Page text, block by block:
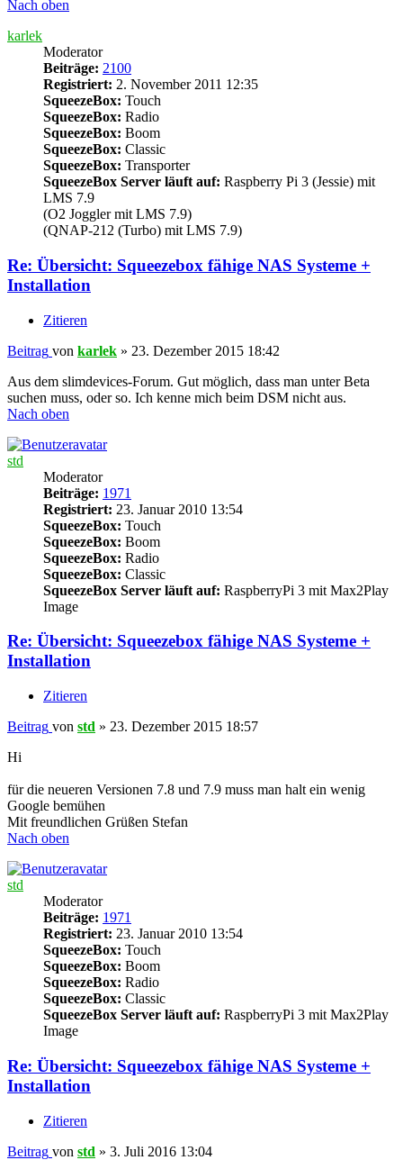
Nach oben
karlek
Moderator
Beiträge: 2100
Registriert: 2. November 2011 12:35
SqueezeBox: Touch
SqueezeBox: Radio
SqueezeBox: Boom
SqueezeBox: Classic
SqueezeBox: Transporter
SqueezeBox Server läuft auf: Raspberry Pi 3 (Jessie) mit
LMS 7.9
(O2 Joggler mit LMS 7.9)
(QNAP-212 (Turbo) mit LMS 7.9)
Re: Übersicht: Squeezebox fähige NAS Systeme +
Installation
Zitieren
Beitrag von karlek » 23. Dezember 2015 18:42
Aus dem slimdevices-Forum. Gut möglich, dass man unter Beta
suchen muss, oder so. Ich kenne mich beim DSM nicht aus.
Nach oben
std
Moderator
Beiträge: 1971
Registriert: 23. Januar 2010 13:54
SqueezeBox: Touch
SqueezeBox: Boom
SqueezeBox: Radio
SqueezeBox: Classic
SqueezeBox Server läuft auf: RaspberryPi 3 mit Max2Play
Image
Re: Übersicht: Squeezebox fähige NAS Systeme +
Installation
Zitieren
Beitrag von std » 23. Dezember 2015 18:57
Hi
für die neueren Versionen 7.8 und 7.9 muss man halt ein wenig
Google bemühen
Mit freundlichen Grüßen Stefan
Nach oben
std
Moderator
Beiträge: 1971
Registriert: 23. Januar 2010 13:54
SqueezeBox: Touch
SqueezeBox: Boom
SqueezeBox: Radio
SqueezeBox: Classic
SqueezeBox Server läuft auf: RaspberryPi 3 mit Max2Play
Image
Re: Übersicht: Squeezebox fähige NAS Systeme +
Installation
Zitieren
Beitrag von std » 3. Juli 2016 13:04